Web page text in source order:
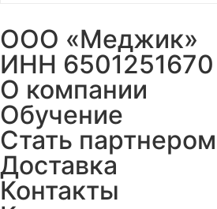
ООО «Меджик»
ИНН 6501251670
О компании
Обучение
Стать партнером
Доставка
Контакты